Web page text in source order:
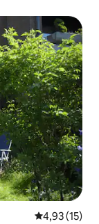
Évaluation
4,93 (15)